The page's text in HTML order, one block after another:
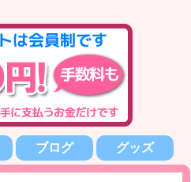
ブログ グッズ